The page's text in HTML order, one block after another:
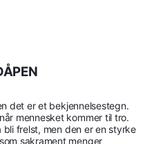
det er et bekjennelsestegn.
mennesket kommer til tro.
frelst, men den er en styrke
sakrament menger